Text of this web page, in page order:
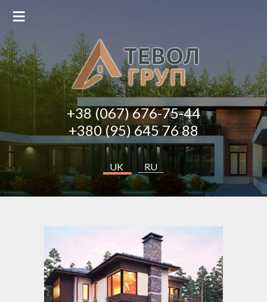
+38 (067) 676-75-44
+380 (95) 645 76 88
UK RU
≡